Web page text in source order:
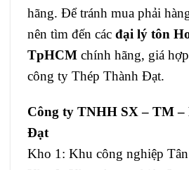
hãng. Để tránh mua phải
nên tìm đến các đại lý tôn
TpHCM chính hãng, giá
công ty Thép Thành Đạt.
Công ty TNHH SX – TM
Đạt
Kho 1: Khu công nghiệp